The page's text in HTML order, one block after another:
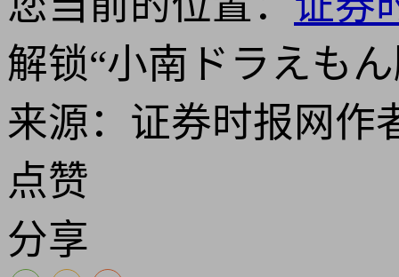
解锁“小南ドラえも
来源：证券时报网作
点赞
分享